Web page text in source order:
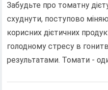
Забудьте про томатну
схуднути, поступово
корисних дієтичних
голодному стресу в
результатами. Томати -